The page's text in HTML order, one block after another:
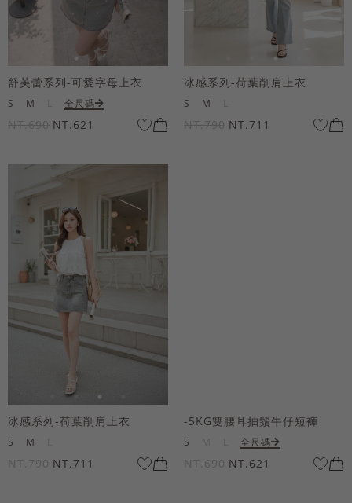
舒芙蕾系列-可愛字母上衣
S M 全尺碼
NT.690 NT.621
冰感系列-荷葉削肩上衣
S M
NT.790 NT.711
冰感系列-荷葉削肩上衣
S M
NT.790 NT.711
-5KG雙腰耳抽鬚牛仔短褲
S 全尺碼
NT.690 NT.621